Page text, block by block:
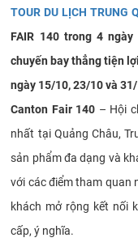
TOUR DU LỊCH TRUNG
FAIR 140 trong 4
chuyến bay thẳng tiện
ngày 15/10, 23/10 và
Canton Fair 140 – Hội
nhất tại Quảng Châu,
sản phẩm đa dạng và
với các điểm tham quan
khách mở rộng kết nối
cấp, ý nghĩa.